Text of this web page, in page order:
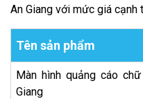
An Giang với mức giá
Tên sản phẩm
Màn hình quảng cáo
Giang